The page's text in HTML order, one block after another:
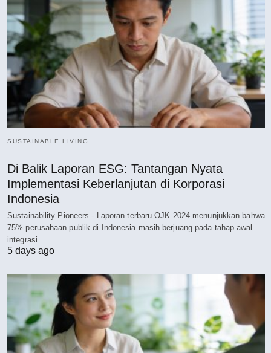
SUSTAINABLE LIVING
Di Balik Laporan ESG: Tantangan Nyata
Implementasi Keberlanjutan di Korporasi
Indonesia
Sustainability Pioneers - Laporan terbaru OJK 2024 menunjukkan bahwa
75% perusahaan publik di Indonesia masih berjuang pada tahap awal
integrasi…
5 days ago